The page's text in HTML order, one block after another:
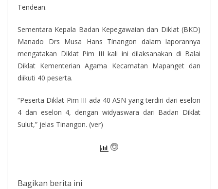
Tendean.
Sementara Kepala Badan Kepegawaian dan Diklat (BKD)
Manado Drs Musa Hans Tinangon dalam laporannya
mengatakan Diklat Pim III kali ini dilaksanakan di Balai
Diklat Kementerian Agama Kecamatan Mapanget dan
diikuti 40 peserta.
“Peserta Diklat Pim III ada 40 ASN yang terdiri dari eselon
4 dan eselon 4, dengan widyaswara dari Badan Diklat
Sulut,” jelas Tinangon. (ver)
Bagikan berita ini